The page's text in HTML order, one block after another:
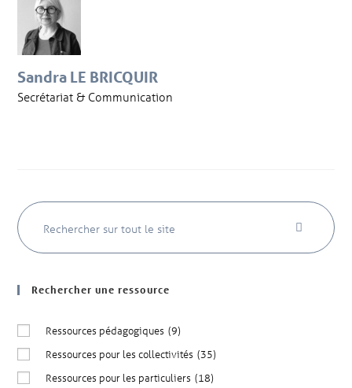
Sandra LE BRICQUIR
Secrétariat & Communication
Rechercher une ressource
Ressources pédagogiques (9)
Ressources pour les collectivités (35)
Ressources pour les particuliers (18)